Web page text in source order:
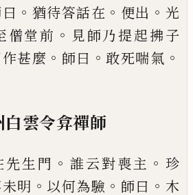
曰 。 猶待答話在 。 便出 。 光
僧堂前 。 見師乃提起拂子
甚麼 。 師曰 。敢死喘氣 。
白雲令弇禪師
先生門 。 誰云對喪主 。 珍
明 。 以何為驗 。 師曰 。 木